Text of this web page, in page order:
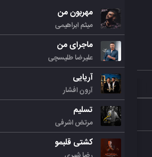
مهربون من
میثم ابراهیمی
ماجرای من
علیرضا طلیسچی
آریایی
آرون افشار
تسلیم
مرتض اشرفی
کشتی قلبمو